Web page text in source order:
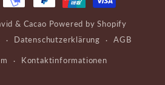
& Cacao Powered by Shopify
Datenschutzerklärung AGB
Kontaktinformationen